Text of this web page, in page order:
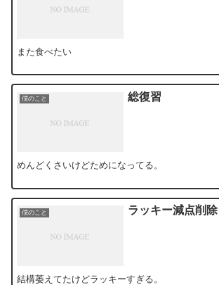
また食べたい
僕のこと 総復習
めんどくさいけどためになってる。
僕のこと ラッキー減点削除
結構萎えてたけどラッキーすぎる。